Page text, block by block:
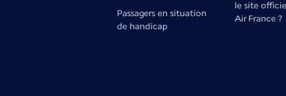
Passagers en situation
de handicap
le site
Air France ?